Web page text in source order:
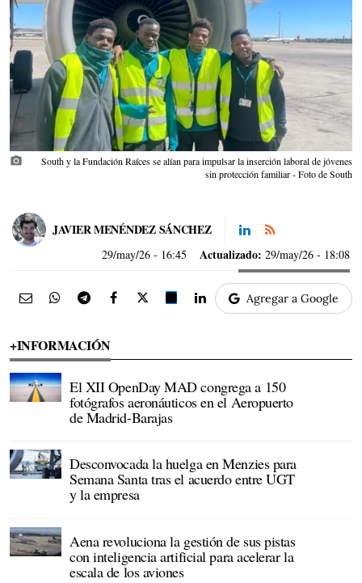
photo_camera
South y la Fundación Raíces se alían para impulsar la inserción laboral de jóvenes
sin protección familiar - Foto de South
JAVIER MENÉNDEZ SÁNCHEZ
29/may/26 - 16:45 Actualizado: 29/may/26 - 18:08
Agregar a Google
+INFORMACIÓN
El XII OpenDay MAD congrega a 150
fotógrafos aeronáuticos en el Aeropuerto
de Madrid-Barajas
Desconvocada la huelga en Menzies para
Semana Santa tras el acuerdo entre UGT
y la empresa
Aena revoluciona la gestión de sus pistas
con inteligencia artificial para acelerar la
escala de los aviones